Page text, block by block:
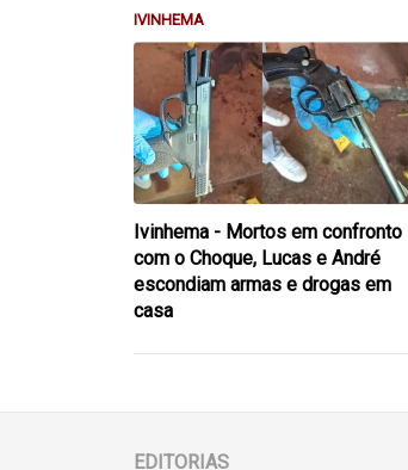
IVINHEMA
Ivinhema - Mortos em confronto
com o Choque, Lucas e André
escondiam armas e drogas em
casa
EDITORIAS